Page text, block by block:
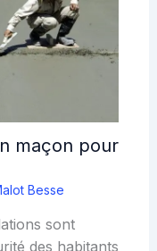
maçon pour
Besse
sont
des habitants